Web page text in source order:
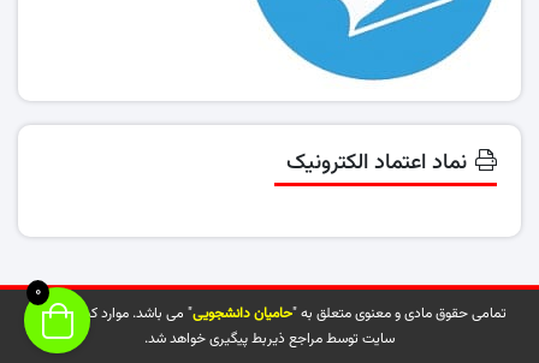
نماد اعتماد الکترونیک
تمامی حقوق مادی و معنوی متعلق به "حامیان دانشجویی" می باشد. موارد کپی شده از
سایت توسط مراجع ذیربط پیگیری خواهد شد.
0